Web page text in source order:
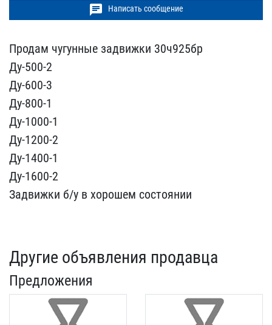
chat Написать сообщение
Продам чугунные задвижки​ 30ч925бр
Ду-500-2
Ду-60​0-3
Ду-800-1
Ду-1000-1
Д​у-1200-2
Ду-1400-1
Ду-16​00-2
Задвижки б/у в хоро​шем состоянии
Другие объявления продавца
Предложения